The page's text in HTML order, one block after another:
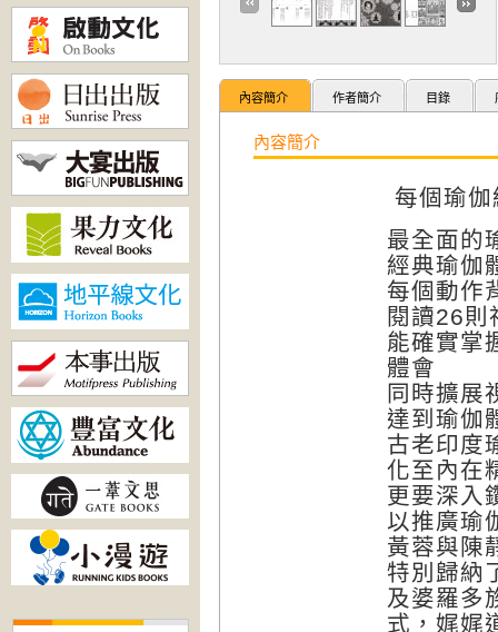
內容簡介 作者簡介 目錄
內容簡介
每個瑜
最全面的
經典瑜伽
每個動作
閱讀26則
能確實掌
體會
同時擴展
達到瑜伽
古老印度
化至內在
更要深入
以推廣瑜
黃蓉與陳
特別歸納
及婆羅多
式，娓娓